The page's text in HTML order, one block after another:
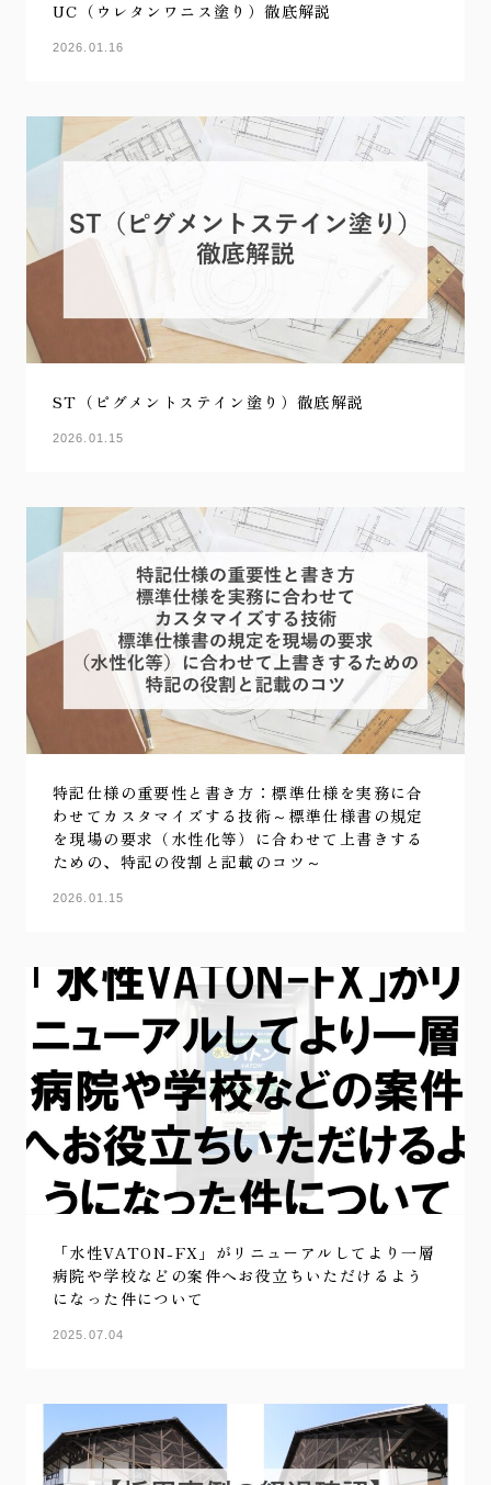
UC（ウレタンワニス塗り）徹底解説
2026.01.16
ST（ピグメントステイン塗り）徹底解説
2026.01.15
特記仕様の重要性と書き方：標準仕様を実務に合
わせてカスタマイズする技術～標準仕様書の規定
を現場の要求（水性化等）に合わせて上書きする
ための、特記の役割と記載のコツ～
2026.01.15
「水性VATON-FX」がリニューアルしてより一層
病院や学校などの案件へお役立ちいただけるよう
になった件について
2025.07.04